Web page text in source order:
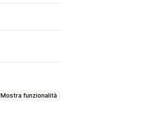
Mostra funzionalità